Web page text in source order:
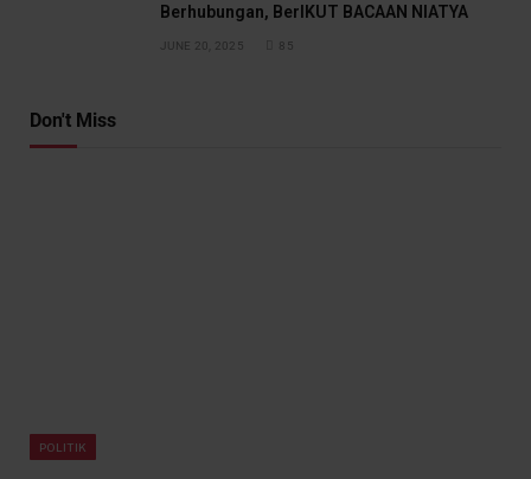
Berhubungan, BerIKUT BACAAN NIATYA
JUNE 20, 2025 85
Don't Miss
POLITIK